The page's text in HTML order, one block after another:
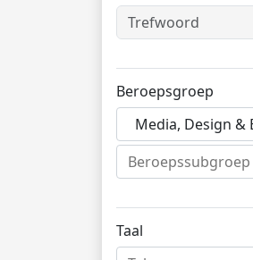
Beroepsgroep
Taal